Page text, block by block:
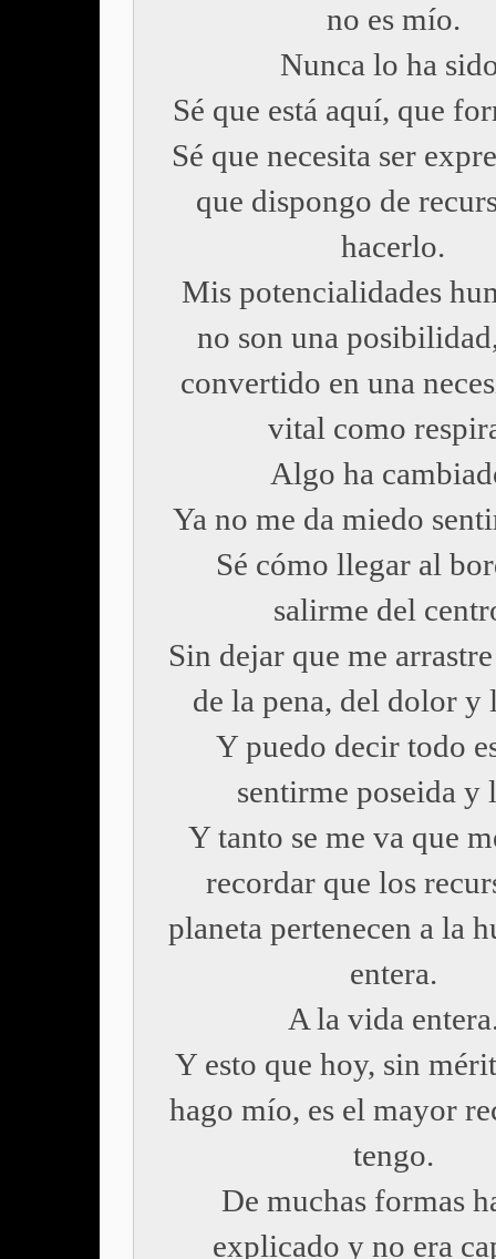
no es mío.
Nunca lo ha
Sé que está aquí, que
Sé que necesita ser
que dispongo de
hacerlo.
Mis potencialidades
no son una
convertido en una
vital como
Algo ha
Ya no me da miedo
Sé cómo llegar al
salirme del
Sin dejar que me
de la pena, del dolor y
Y puedo decir todo
sentirme poseida y
Y tanto se me va que
recordar que los
planeta pertenecen a la
entera.
A la vida
Y esto que hoy, sin
hago mío, es el mayor
tengo.
De muchas formas
explicado y no era